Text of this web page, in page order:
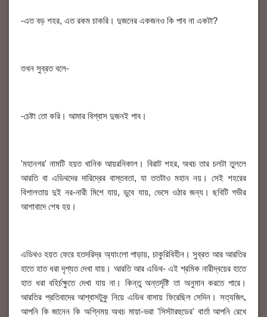
-এত বড় শহর, এত রকম চাকরি। দুজনের একজনও কি পাব না একটা?
তখন সুব্রত বলে-
-চেষ্টা তো করি। আমার বিশ্বাস দুজনই পাব।
'মহানগর' নামটি হয়ত খানিক আয়রনিকাল। বিরাট শহর, অথচ তার চলটা তুললে
আরতি বা এডিথদের দারিদ্রের বাস্তবতা, যা ততটাও মহান নয়। সেই শহরের
বিশালতায় দুই নর-নারী মিশে যায়, ডুবে যায়, ভেসে ওঠার জন্য। ছবিটি গভীর
আশাবাদে শেষ হয়।
এডিথও হয়ত ফেরে হতদরিদ্র অ্যাংলো পাড়ায়, চাকুরিবিহীন। সুব্রত আর আরতির
হাতে হাত ধরা দৃশ্যত দেখা যায়। আরতি আর এডিথ- এই শ্রমিক নারীদ্বয়ের হাতে
হাত ধরা বহির্চক্ষুতে দেখা যায় না। কিন্তু অন্তর্দৃষ্টি তা অনুমান করতে পারে।
আরতির প্রতিবাদের আশ্বাসটুকু নিয়ে এডিথ বাসায় ফিরেছিল সেদিন। সত্যজিৎ,
আপনি কি জানেন কি অগ্নিময় অথচ মায়া-ভরা 'সিস্টারহুডের' বার্তা আপনি রেখে